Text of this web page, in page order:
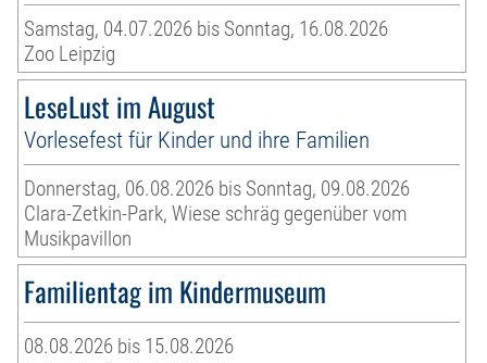
Samstag, 04.07.2026 bis Sonntag, 16.08.2026
Zoo Leipzig
LeseLust im August
Vorlesefest für Kinder und ihre Familien
Donnerstag, 06.08.2026 bis Sonntag, 09.08.2026
Clara-Zetkin-Park, Wiese schräg gegenüber vom
Musikpavillon
Familientag im Kindermuseum
08.08.2026 bis 15.08.2026